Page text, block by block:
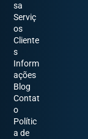
sa
Serviç
os
Cliente
s
Inform
ações
Blog
Contat
o
Polític
a de